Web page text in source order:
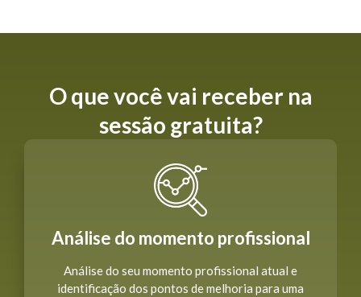
O que você vai receber na
sessão gratuita?
Análise do momento profissional
Análise do seu momento profissional atual e
identificação dos pontos de melhoria para uma